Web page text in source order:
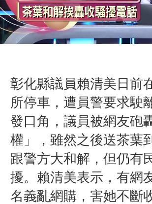
彰化縣議員賴清美日前
所停車，遭員警要求駛
發口角，議員被網友砲
權」，雖然之後送茶葉
跟警方大和解，但仍有
擾。賴清美表示，有網
名義亂網購，害她不斷